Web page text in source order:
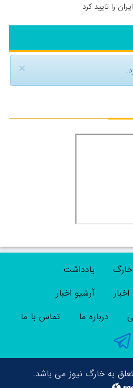
را تایید کرد
×
خارگ
یادداشت
آرشیو اخبار
درباره ما تماس با ما
به خارگ نیوز می باشد.